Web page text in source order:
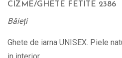
CIZME/GHETE FETITE 2386
Băieți
Ghete de iarna UNISEX. Piele